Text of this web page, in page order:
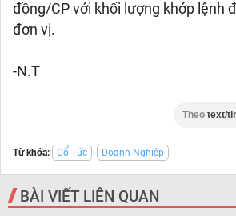
đồng/CP với khối lượng khớp lệnh
đơn vị.
-N.T
Theo text/
Từ khóa: Cổ Tức Doanh Nghiệp
BÀI VIẾT LIÊN QUAN